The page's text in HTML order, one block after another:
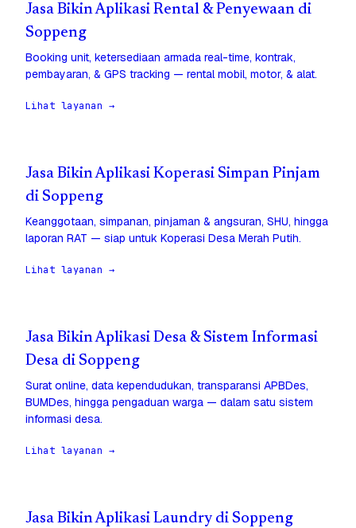
Jasa Bikin Aplikasi Rental & Penyewaan di
Soppeng
Booking unit, ketersediaan armada real-time, kontrak,
pembayaran, & GPS tracking — rental mobil, motor, & alat.
Lihat layanan →
Jasa Bikin Aplikasi Koperasi Simpan Pinjam
di Soppeng
Keanggotaan, simpanan, pinjaman & angsuran, SHU, hingga
laporan RAT — siap untuk Koperasi Desa Merah Putih.
Lihat layanan →
Jasa Bikin Aplikasi Desa & Sistem Informasi
Desa di Soppeng
Surat online, data kependudukan, transparansi APBDes,
BUMDes, hingga pengaduan warga — dalam satu sistem
informasi desa.
Lihat layanan →
Jasa Bikin Aplikasi Laundry di Soppeng